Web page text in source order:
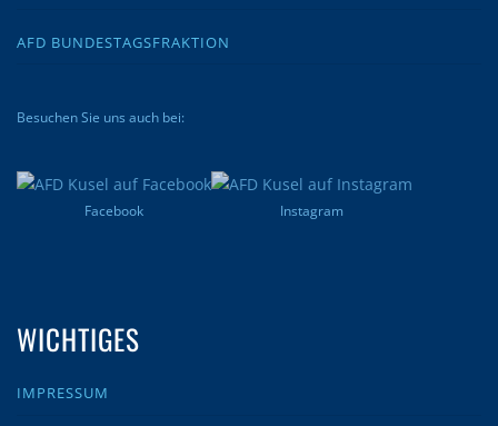
AFD BUNDESTAGSFRAKTION
Besuchen Sie uns auch bei:
Facebook Instagram
WICHTIGES
IMPRESSUM